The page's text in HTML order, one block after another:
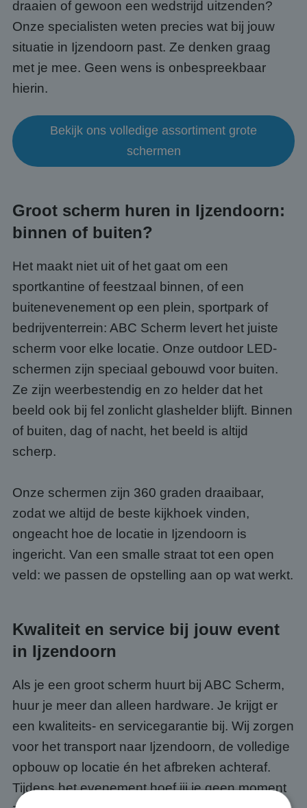
draaien of gewoon een wedstrijd uitzenden?
Onze specialisten weten precies wat bij jouw
situatie in Ijzendoorn past. Ze denken graag
met je mee. Geen wens is onbespreekbaar
hierin.
Bekijk ons volledige assortiment grote
schermen
Groot scherm huren in Ijzendoorn:
binnen of buiten?
Het maakt niet uit of het gaat om een
sportkantine of feestzaal binnen, of een
buitenevenement op een plein, sportpark of
bedrijventerrein: ABC Scherm levert het juiste
scherm voor elke locatie. Onze outdoor LED-
schermen zijn speciaal gebouwd voor buiten.
Ze zijn weerbestendig en zo helder dat het
beeld ook bij fel zonlicht glashelder blijft. Binnen
of buiten, dag of nacht, het beeld is altijd
scherp.
Onze schermen zijn 360 graden draaibaar,
zodat we altijd de beste kijkhoek vinden,
ongeacht hoe de locatie in Ijzendoorn is
ingericht. Van een smalle straat tot een open
veld: we passen de opstelling aan op wat werkt.
Kwaliteit en service bij jouw event
in Ijzendoorn
Als je een groot scherm huurt bij ABC Scherm,
huur je meer dan alleen hardware. Je krijgt er
een kwaliteits- en servicegarantie bij. Wij zorgen
voor het transport naar Ijzendoorn, de volledige
opbouw op locatie én het afbreken achteraf.
Tijdens het evenement hoef jij je geen moment